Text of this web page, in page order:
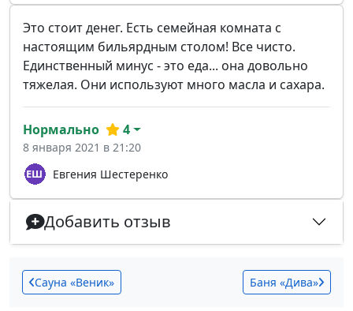
Это стоит денег. Есть семейная комната с
настоящим бильярдным столом! Все чисто.
Единственный минус - это еда... она довольно
тяжелая. Они используют много масла и сахара.
Евгения Шестеренко
Нормально 4
8 января 2021 в 21:20
Добавить отзыв
Сауна «Веник» Баня «Дива»